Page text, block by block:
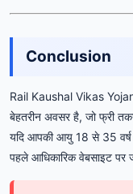
Conclusion
Rail Kaushal Vikas
बेहतरीन अवसर है, जो फ्री
यदि आपकी आयु 18 से 35
पहले आधिकारिक वेबसाइट